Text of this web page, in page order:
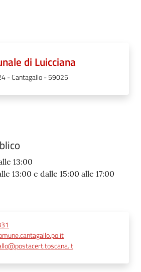
di Luicciana
- Cantagallo - 59025
13:00
13:00 e dalle 15:00 alle 17:00